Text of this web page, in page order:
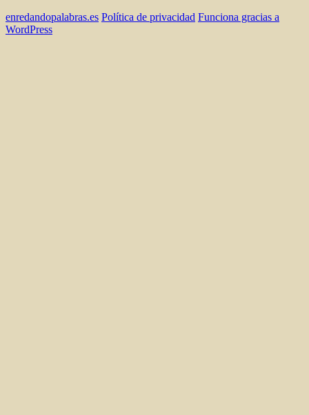
enredandopalabras.es Política de privacidad Funciona gracias a
WordPress